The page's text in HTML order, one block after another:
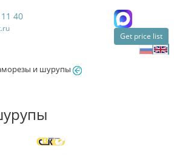
40
Get price list
и шурупы